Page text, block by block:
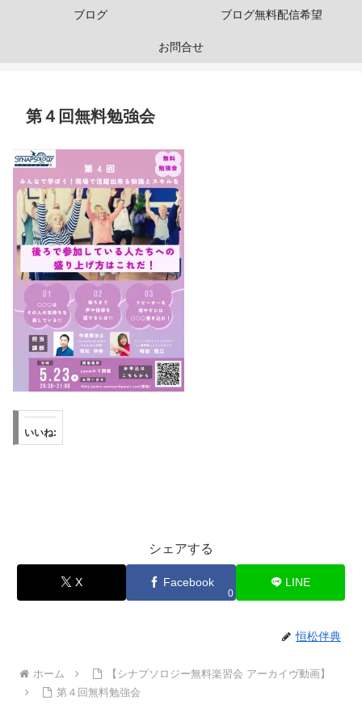
ブログ ブログ無料配信希望
お問合せ
第４回無料勉強会
いいね:
シェアする
X Facebook
0
LINE
恒松伴典
ホーム
【シナプソロジー無料楽習会 アーカイヴ動画】
第４回無料勉強会